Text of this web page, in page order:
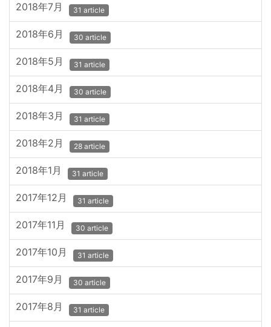
2018年7月 31 article
2018年6月 30 article
2018年5月 31 article
2018年4月 30 article
2018年3月 31 article
2018年2月 28 article
2018年1月 31 article
2017年12月 31 article
2017年11月 30 article
2017年10月 31 article
2017年9月 30 article
2017年8月 31 article